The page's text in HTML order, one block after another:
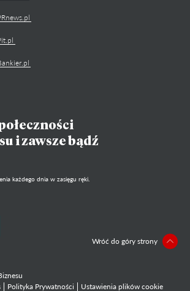
i zawsze bądź
każdego dnia w zasięgu ręki.
Polityka Prywatności Ustawienia plików cookie
Wróć do góry strony